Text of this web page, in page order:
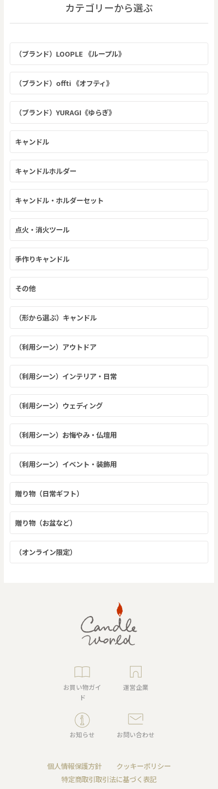
カテゴリーから選ぶ
（ブランド）LOOPLE 《ループル》
（ブランド）offti 《オフティ》
（ブランド）YURAGI《ゆらぎ》
キャンドル
キャンドルホルダー
キャンドル・ホルダーセット
点火・消火ツール
手作りキャンドル
その他
（形から選ぶ）キャンドル
（利用シーン）アウトドア
（利用シーン）インテリア・日常
（利用シーン）ウェディング
（利用シーン）お悔やみ・仏壇用
（利用シーン）イベント・装飾用
贈り物（日常ギフト）
贈り物（お盆など）
（オンライン限定）
お買い物ガイ
ド
運営企業
お知らせ お問い合わせ
個人情報保護方針
クッキーポリシー
特定商取引取引法に基づく表記